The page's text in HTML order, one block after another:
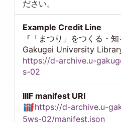
ださい。
Example Credit Line
『「まつり」をつくる・
Gakugei University Library
https://d-archive.u-
s-02
IIIF manifest URI
https://d-archive.u-
5ws-02/manifest.json